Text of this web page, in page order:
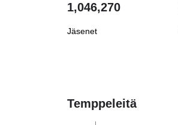
1,046,270
Jäsenet
Temppeleitä